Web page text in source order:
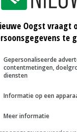
om als
de goede
vaak een
te vinden
Oogst vraagt
te
Gepersonaliseerde
contentmetingen,
diensten
Informatie op een
Meer informatie